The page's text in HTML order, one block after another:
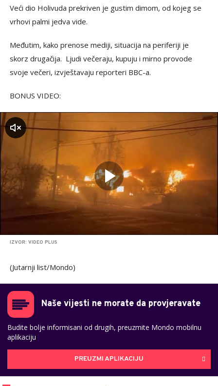
Veći dio Holivuda prekriven je gustim dimom, od kojeg se
vrhovi palmi jedva vide.
Međutim, kako prenose mediji, situacija na periferiji je
skorz drugačija. Ljudi večeraju, kupuju i mirno provode
svoje večeri, izvještavaju reporteri BBC-a.
BONUS VIDEO:
IZVOR: VIDEO PLUS
(Jutarnji list/Mondo)
Naše vijesti ne morate da provjeravate
Budite bolje informisani od drugih, preuzmite Mondo mobilnu
aplikaciju
PREUZMI APLIKACIJU